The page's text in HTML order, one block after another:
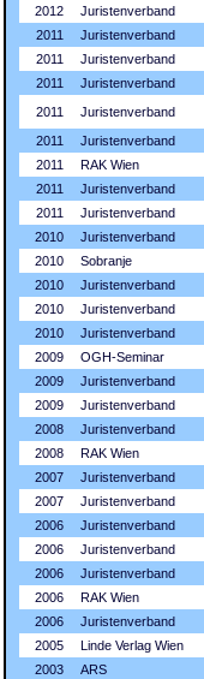
2012
Juristenverband
2011
Juristenverband
2011
Juristenverband
2011
Juristenverband
2011
Juristenverband
2011
Juristenverband
2011
RAK Wien
2011
Juristenverband
2011
Juristenverband
2010
Juristenverband
2010
Sobranje
2010
Juristenverband
2010
Juristenverband
2010
Juristenverband
2009
OGH-Seminar
2009
Juristenverband
2009
Juristenverband
2008
Juristenverband
2008
RAK Wien
2007
Juristenverband
2007
Juristenverband
2006
Juristenverband
2006
Juristenverband
2006
Juristenverband
2006
RAK Wien
2006
Juristenverband
2005
Linde Verlag Wien
2003
ARS